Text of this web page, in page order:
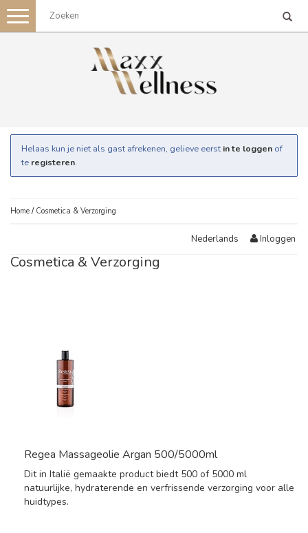
Toggle
navigation
Helaas kun je niet als gast afrekenen, gelieve eerst in te loggen of
te registeren.
Home / Cosmetica & Verzorging
Nederlands Inloggen
Cosmetica & Verzorging
Regea Massageolie Argan 500/5000ml
Dit in Italië gemaakte product biedt 500 of 5000 ml
natuurlijke, hydraterende en verfrissende verzorging voor alle
huidtypes.